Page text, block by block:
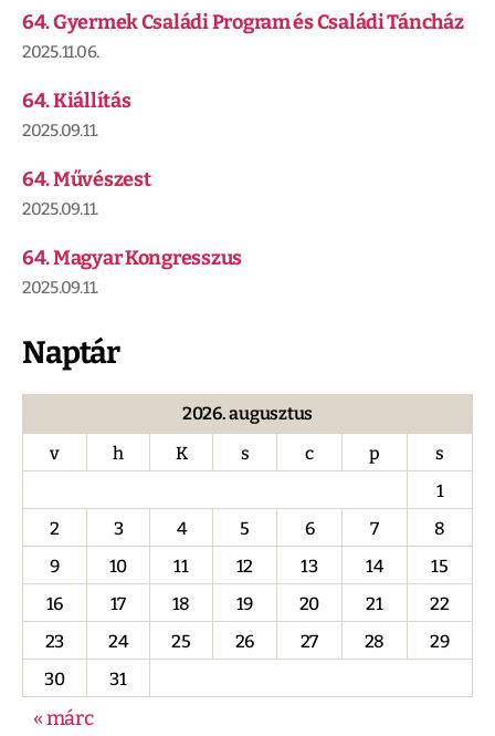
64. Gyermek Családi Program és Családi Táncház
2025.11.06.
64. Kiállítás
2025.09.11.
64. Művészest
2025.09.11.
64. Magyar Kongresszus
2025.09.11.
Naptár
2026. augusztus
v
h K s c p
s
1
2
3 4 5 6 7
8
9
10 11 12 13 14
15
16
17 18 19 20 21
22
23
24 25 26 27 28
29
30
31
« márc